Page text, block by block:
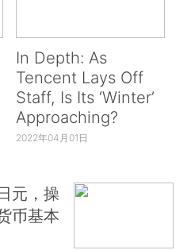
In Depth: As
Tencent Lays Off
Staff, Is Its ‘Winter’
Approaching?
2022年04月01日
元，操
币基本